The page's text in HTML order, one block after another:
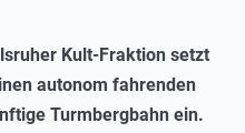
Kult-Fraktion setzt
autonom fahrenden
Turmbergbahn ein.